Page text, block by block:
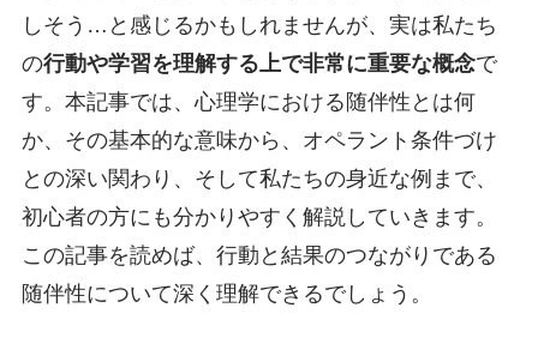
しそう…と感じるかもしれませんが、実は私たち
の行動や学習を理解する上で非常に重要な概念で
す。本記事では、心理学における随伴性とは何
か、その基本的な意味から、オペラント条件づけ
との深い関わり、そして私たちの身近な例まで、
初心者の方にも分かりやすく解説していきます。
この記事を読めば、行動と結果のつながりである
随伴性について深く理解できるでしょう。